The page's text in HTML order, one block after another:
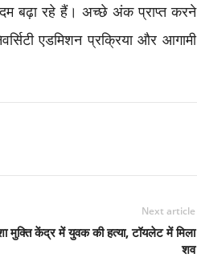
बढ़ा रहे हैं। अच्छे अंक प्राप्त करने
एडमिशन प्रक्रिया और आगामी
Next article
मुक्ति केंद्र में युवक की हत्या, टॉयलेट में मिला
शव